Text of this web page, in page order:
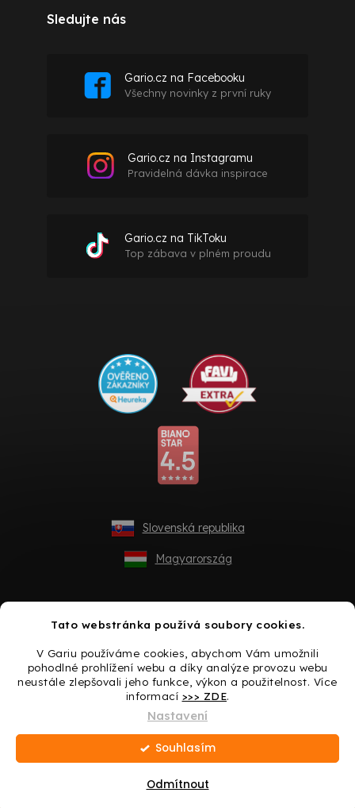
Tato webstránka používá soubory cookies.
V Gariu používáme cookies, abychom Vám umožnili
pohodlné prohlížení webu a díky analýze provozu webu
neustále zlepšovali jeho funkce, výkon a použitelnost. Více
informací >>> ZDE.
Nastavení
Odmítnout
Souhlasím
Dárek ke každému nákupu -> Udělejte si radost ještě
Sledujte nás
Gario.cz na Facebooku
Všechny novinky z první ruky
Gario.cz na Instagramu
Pravidelná dávka inspirace
Gario.cz na TikToku
Top zábava v plném proudu
Slovenská republika
Magyarország
Vytvořil Shoptet
Copyright 2026Gario.cz. Všechna práva vyhrazena.Upravit
nastavení cookies